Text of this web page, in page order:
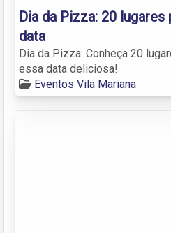
Dia da Pizza: 20
data
Dia da Pizza: Conheça 20
essa data deliciosa!
Eventos Vila Mariana